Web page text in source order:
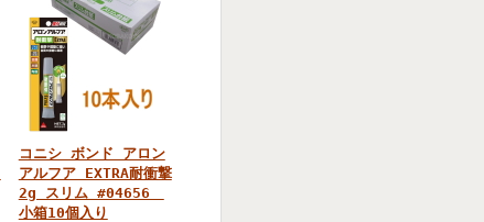
コニシ ボンド アロン
アルフア EXTRA耐衝撃
2g スリム #04656
小箱10個入り